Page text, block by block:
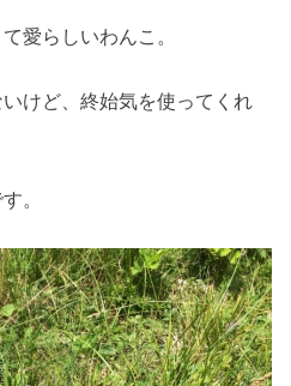
愛らしいわんこ。
けど、終始気を使ってくれ
。